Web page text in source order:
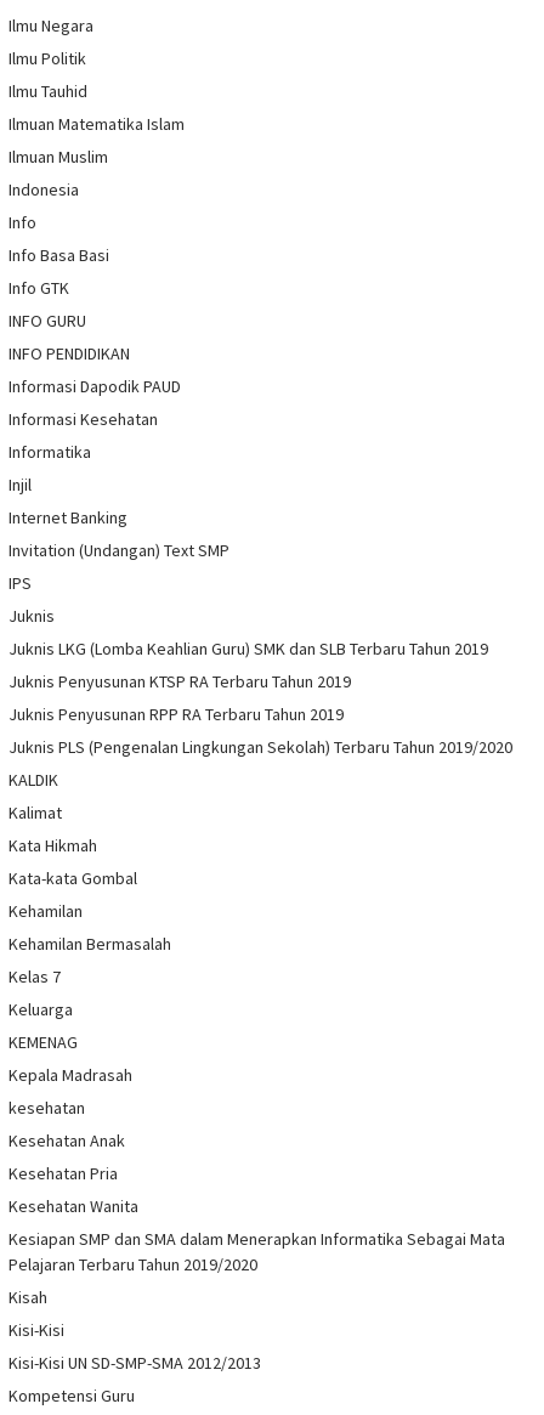
Ilmu Negara
Ilmu Politik
Ilmu Tauhid
Ilmuan Matematika Islam
Ilmuan Muslim
Indonesia
Info
Info Basa Basi
Info GTK
INFO GURU
INFO PENDIDIKAN
Informasi Dapodik PAUD
Informasi Kesehatan
Informatika
Injil
Internet Banking
Invitation (Undangan) Text SMP
IPS
Juknis
Juknis LKG (Lomba Keahlian Guru) SMK dan SLB Terbaru Tahun 2019
Juknis Penyusunan KTSP RA Terbaru Tahun 2019
Juknis Penyusunan RPP RA Terbaru Tahun 2019
Juknis PLS (Pengenalan Lingkungan Sekolah) Terbaru Tahun 2019/2020
KALDIK
Kalimat
Kata Hikmah
Kata-kata Gombal
Kehamilan
Kehamilan Bermasalah
Kelas 7
Keluarga
KEMENAG
Kepala Madrasah
kesehatan
Kesehatan Anak
Kesehatan Pria
Kesehatan Wanita
Kesiapan SMP dan SMA dalam Menerapkan Informatika Sebagai Mata
Pelajaran Terbaru Tahun 2019/2020
Kisah
Kisi-Kisi
Kisi-Kisi UN SD-SMP-SMA 2012/2013
Kompetensi Guru